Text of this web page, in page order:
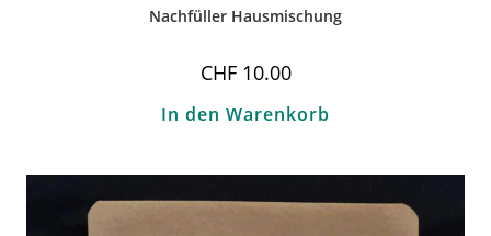
Nachfüller Hausmischung
CHF10.00
In den Warenkorb